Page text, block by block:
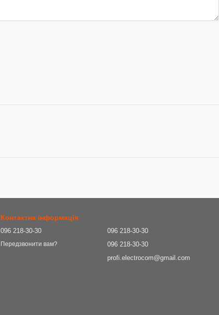
Контактна інформація
096 218-30-30
Передзвонити вам?
096 218-30-30
096 218-30-30
profi.electrocom@gmail.com